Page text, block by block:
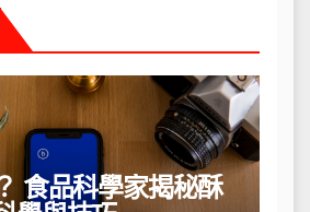
食品科學家揭秘酥